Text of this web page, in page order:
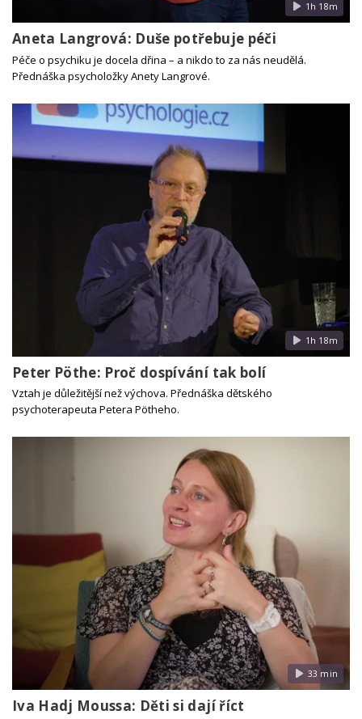
1h 18m
Aneta Langrová: Duše potřebuje péči
Péče o psychiku je docela dřina – a nikdo to za nás neudělá.
Přednáška psycholožky Anety Langrové.
1h 18m
Peter Pöthe: Proč dospívání tak bolí
Vztah je důležitější než výchova. Přednáška dětského
psychoterapeuta Petera Pötheho.
33 min
Iva Hadj Moussa: Děti si dají říct